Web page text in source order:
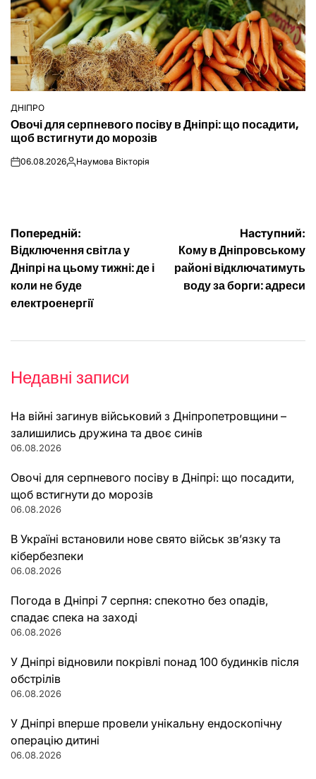
ОПУБЛІКУВАТИ
У
ДНІПРО
Овочі для серпневого посіву в Дніпрі: що посадити,
щоб встигнути до морозів
on06.08.2026Опубліковано
Наумова Вікторія
Навігація
записів
Попередній:
Відключення світла у
Дніпрі на цьому тижні: де і
коли не буде
електроенергії
Наступний:
Кому в Дніпровському
районі відключатимуть
воду за борги: адреси
Недавні записи
На війні загинув військовий з Дніпропетровщини –
залишились дружина та двоє синів
06.08.2026
Овочі для серпневого посіву в Дніпрі: що посадити,
щоб встигнути до морозів
06.08.2026
В Україні встановили нове свято військ зв’язку та
кібербезпеки
06.08.2026
Погода в Дніпрі 7 серпня: спекотно без опадів,
спадає спека на заході
06.08.2026
У Дніпрі відновили покрівлі понад 100 будинків після
обстрілів
06.08.2026
У Дніпрі вперше провели унікальну ендоскопічну
операцію дитині
06.08.2026